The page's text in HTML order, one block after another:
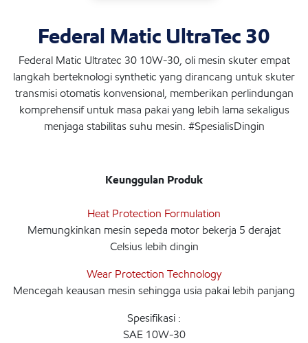
Federal Matic UltraTec 30
Federal Matic Ultratec 30 10W-30, oli mesin skuter empat
langkah berteknologi synthetic yang dirancang untuk skuter
transmisi otomatis konvensional, memberikan perlindungan
komprehensif untuk masa pakai yang lebih lama sekaligus
menjaga stabilitas suhu mesin. #SpesialisDingin
Keunggulan Produk
Heat Protection Formulation
Memungkinkan mesin sepeda motor bekerja 5 derajat
Celsius lebih dingin
Wear Protection Technology
Mencegah keausan mesin sehingga usia pakai lebih panjang
Spesifikasi :
SAE 10W-30